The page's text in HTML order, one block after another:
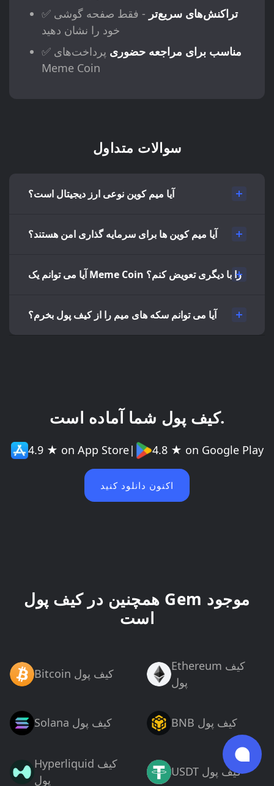
✅
تراکنش‌های سریع‌تر - فقط صفحه گوشی
خود را نشان دهید
✅
مناسب برای مراجعه حضوری پرداخت‌های
Meme Coin
سوالات متداول
آیا میم کوین نوعی ارز دیجیتال است؟
آیا میم کوین ها برای سرمایه گذاری امن هستند؟
آیا می توانم یک Meme Coin را با دیگری تعویض کنم؟
آیا می توانم سکه های میم را از کیف پول بخرم؟
کیف پول شما آماده است.
4.9 ★ on App Store| 4.8 ★ on Google Play
اکنون دانلود کنید
همچنین در کیف پول Gem موجود
است
Bitcoin کیف پول
Ethereum کیف
پول
Solana کیف پول BNB کیف پول
Hyperliquid کیف
پول
USDT کیف پول